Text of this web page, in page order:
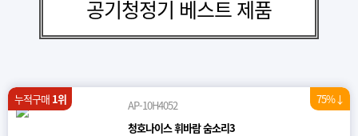
공기청정기 베스트 제품
누적구매 1위
AP-10H4052
청호나이스 휘바람 숨소리3
75%↓